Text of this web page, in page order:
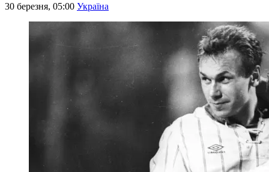
30 березня, 05:00 Україна